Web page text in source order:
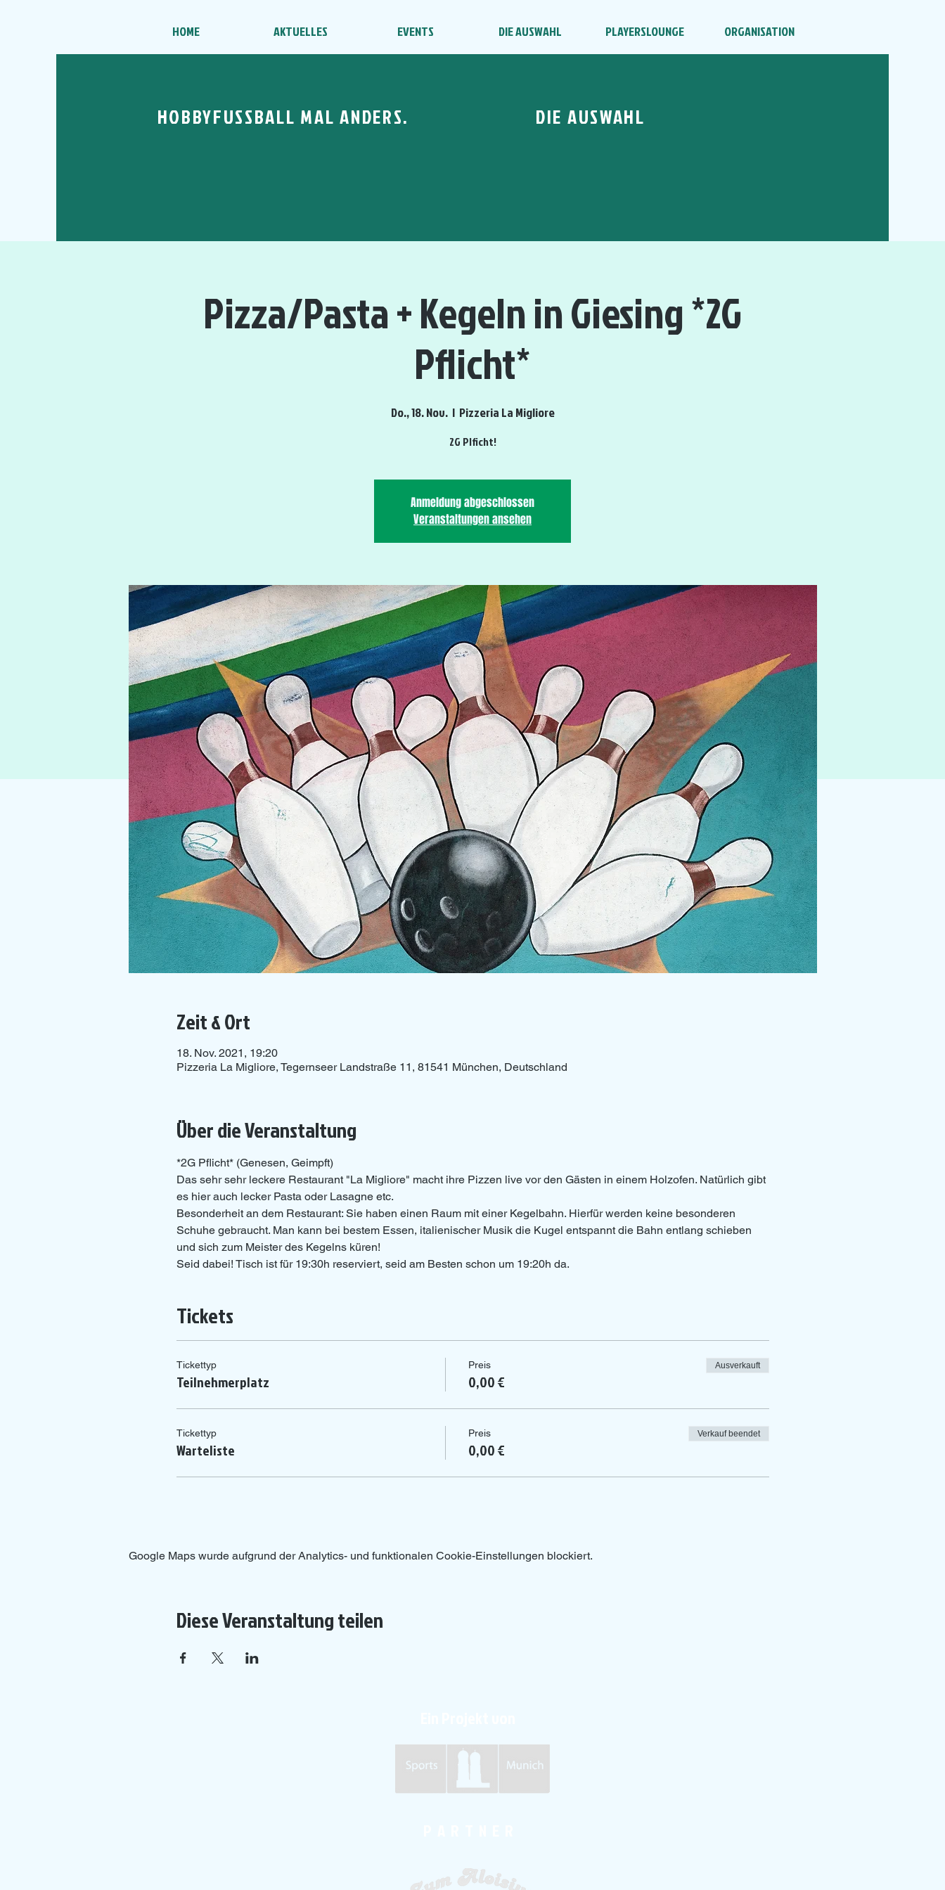
HOME AKTUELLES EVENTS DIE AUSWAHL PLAYERSLOUNGE ORGANISATION
HOBBYFUSSBALL MAL ANDERS. DIE AUSWAHL
Pizza/Pasta + Kegeln in Giesing *2G
Pflicht*
Do., 18. Nov.
  |
Pizzeria La Migliore
2G Plficht!
Anmeldung abgeschlossen
Veranstaltungen ansehen
Zeit & Ort
18. Nov. 2021, 19:20
Pizzeria La Migliore, Tegernseer Landstraße 11, 81541 München, Deutschland
Über die Veranstaltung
*2G Pflicht* (Genesen, Geimpft)
Das sehr sehr leckere Restaurant "La Migliore" macht ihre Pizzen live vor den Gästen in einem Holzofen. Natürlich gibt
es hier auch lecker Pasta oder Lasagne etc.
Besonderheit an dem Restaurant: Sie haben einen Raum mit einer Kegelbahn. Hierfür werden keine besonderen
Schuhe gebraucht. Man kann bei bestem Essen, italienischer Musik die Kugel entspannt die Bahn entlang schieben
und sich zum Meister des Kegelns küren!
Seid dabei! Tisch ist für 19:30h reserviert, seid am Besten schon um 19:20h da.
Tickets
Tickettyp
Teilnehmerplatz
Preis
0,00 €
Ausverkauft
Tickettyp
Warteliste
Preis
0,00 €
Verkauf beendet
Google Maps wurde aufgrund der Analytics- und funktionalen Cookie-Einstellungen blockiert.
Diese Veranstaltung teilen